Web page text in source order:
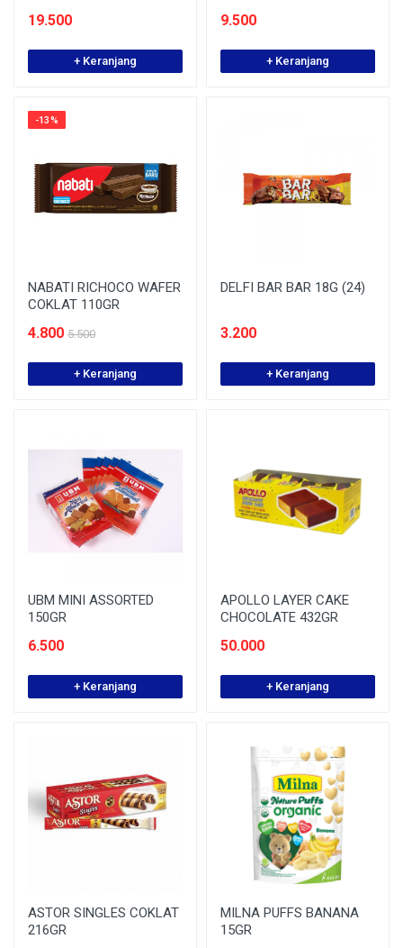
19.500
+ Keranjang
9.500
+ Keranjang
-13%
NABATI RICHOCO WAFER
COKLAT 110GR
4.800 5.500
+ Keranjang
DELFI BAR BAR 18G (24)
3.200
+ Keranjang
UBM MINI ASSORTED
150GR
6.500
+ Keranjang
APOLLO LAYER CAKE
CHOCOLATE 432GR
50.000
+ Keranjang
ASTOR SINGLES COKLAT
216GR
MILNA PUFFS BANANA
15GR